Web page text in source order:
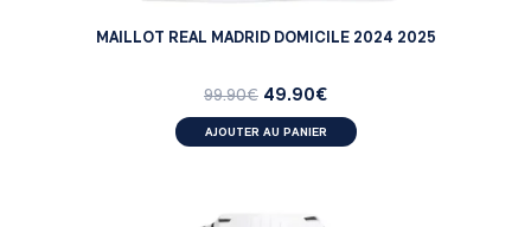
MAILLOT REAL MADRID DOMICILE 2024 2025
99.90€ 49.90€
AJOUTER AU PANIER